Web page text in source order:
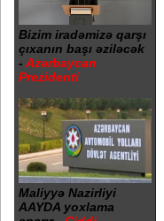
Bizim iradəmizə qarşı
çıxanın başı əziləcək
- Azərbaycan
Prezidenti
Maliyyə Nazirliyi
AAYDA yoxlama